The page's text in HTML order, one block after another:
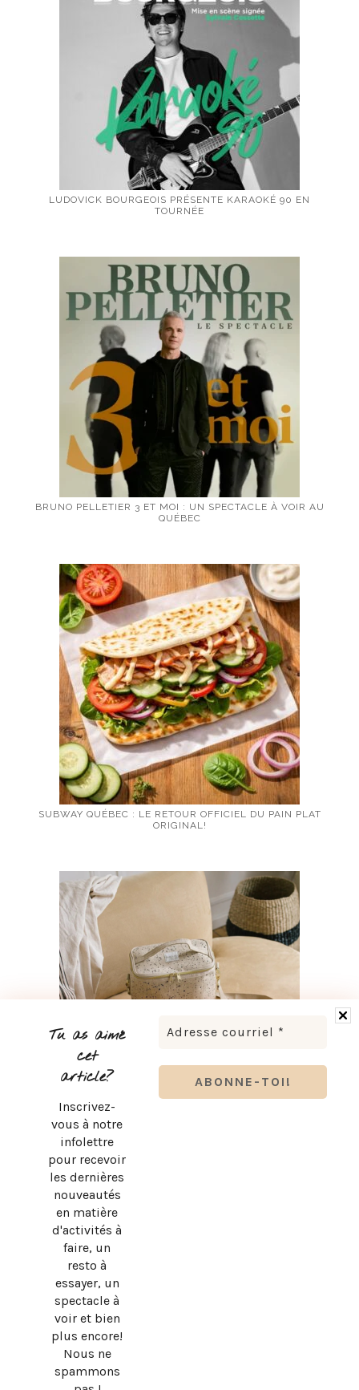
Tu as aimé
cet
article?
Inscrivez-
vous à notre
infolettre
pour recevoir
les dernières
nouveautés
en matière
d'activités à
faire, un
resto à
essayer, un
spectacle à
voir et bien
plus encore!
Nous ne
spammons
LUDOVICK BOURGEOIS PRÉSENTE KARAOKÉ 90 EN
TOURNÉE
BRUNO PELLETIER 3 ET MOI : UN SPECTACLE À VOIR AU
QUÉBEC
SUBWAY QUÉBEC : LE RETOUR OFFICIEL DU PAIN PLAT
ORIGINAL!
RENTRÉE SCOLAIRE : LES ESSENTIELS KOZY POUR SON
BEN & FLORENTINE X MIELS D’ANICET : LE NOUVEAU